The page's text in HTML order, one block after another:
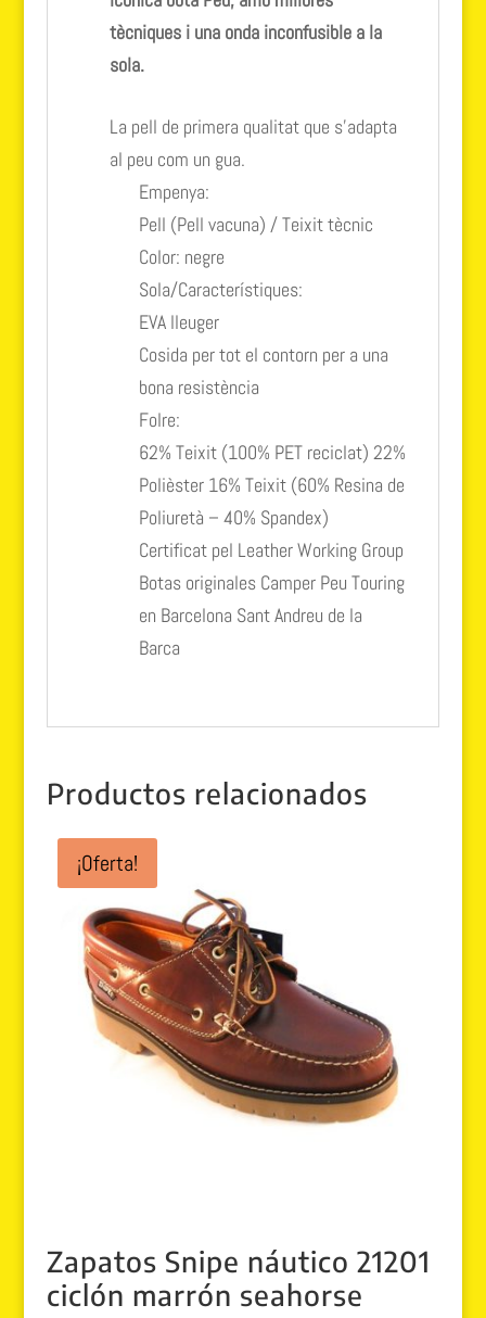
tècniques i una onda inconfusible a la
sola.
La pell de primera qualitat que s’adapta
al peu com un gua.
Empenya:
Pell (Pell vacuna) / Teixit tècnic
Color: negre
Sola/Característiques:
EVA lleuger
Cosida per tot el contorn per a una
bona resistència
Folre:
62% Teixit (100% PET reciclat) 22%
Polièster 16% Teixit (60% Resina de
Poliuretà – 40% Spandex)
Certificat pel Leather Working Group
Botas originales Camper Peu Touring
en Barcelona Sant Andreu de la
Barca
Productos relacionados
¡Oferta!
Zapatos Snipe náutico 21201
ciclón marrón seahorse